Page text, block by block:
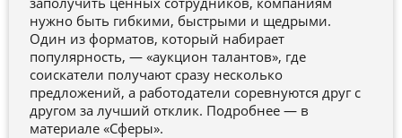
нужно быть гибкими, быстрыми и щедрыми.
Один из форматов, который набирает
популярность, — «аукцион талантов», где
соискатели получают сразу несколько
предложений, а работодатели соревнуются друг с
другом за лучший отклик. Подробнее — в
материале «Сферы».